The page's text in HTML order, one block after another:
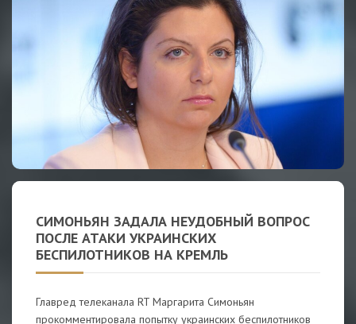
СИМОНЬЯН ЗАДАЛА НЕУДОБНЫЙ ВОПРОС
ПОСЛЕ АТАКИ УКРАИНСКИХ
БЕСПИЛОТНИКОВ НА КРЕМЛЬ
Главред телеканала RT Маргарита Симоньян
прокомментировала попытку украинских беспилотников